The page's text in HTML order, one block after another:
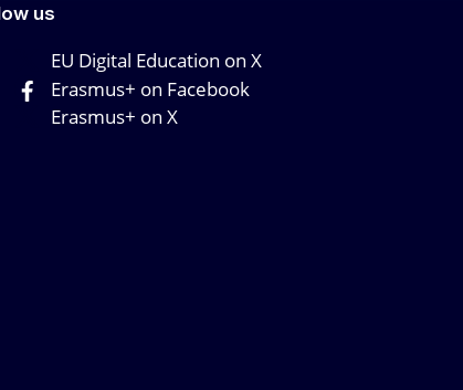
us
EU Digital Education on X
Erasmus+ on Facebook
Erasmus+ on X